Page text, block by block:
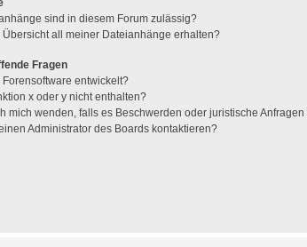
sind in diesem Forum zulässig?
Übersicht all meiner Dateianhänge erhalten?
Fragen
entwickelt?
x oder y nicht enthalten?
mich wenden, falls es Beschwerden oder juristische
Administrator des Boards kontaktieren?